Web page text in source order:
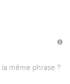
même phrase ?